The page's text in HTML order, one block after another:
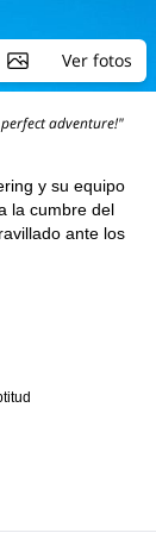
Ver fotos
adventure!"
y su equipo
la cumbre del
ante los